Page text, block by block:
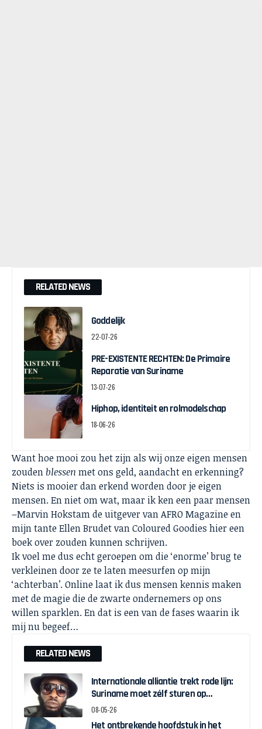
RELATED NEWS
Goddelijk
22-07-26
PRE-EXISTENTE RECHTEN: De Primaire
Reparatie van Suriname
13-07-26
Hiphop, identiteit en rolmodelschap
18-06-26
Want hoe mooi zou het zijn als wij onze eigen mensen
zoudenblessen met ons geld, aandacht en erkenning?
Niets is mooier dan erkend worden door je eigen
mensen. En niet om wat, maar ik ken een paar mensen
–Marvin Hokstam de uitgever van AFRO Magazine en
mijn tante Ellen Brudet van Coloured Goodies hier een
boek over zouden kunnen schrijven.
Ik voel me dus echt geroepen om die ‘enorme’ brug te
verkleinen door ze te laten meesurfen op mijn
‘achterban’. Online laat ik dus mensen kennis maken
met de magie die de zwarte ondernemers op ons
willen sparklen. En dat is een van de fases waarin ik
mij nu begeef…
RELATED NEWS
Internationale alliantie trekt rode lijn:
Suriname moet zélf sturen op
herstelgelden
08-05-26
Het ontbrekende hoofdstuk in het